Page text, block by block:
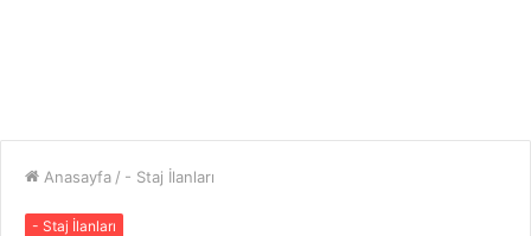
Anasayfa / - Staj İlanları
- Staj İlanları